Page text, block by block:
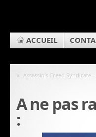
ACCUEIL
« Assassin’s Creed Syndicate
A ne pas
: